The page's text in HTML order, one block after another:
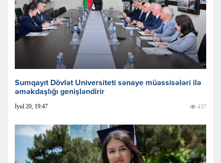
Sumqayıt Dövlət Universiteti sənaye müəssisələri ilə
əməkdaşlığı genişləndirir
İyul 20, 19:47 437